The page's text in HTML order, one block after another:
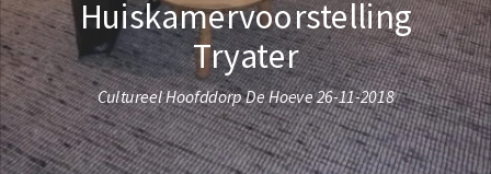
Huiskamervoorstelling
Tryater
Cultureel Hoofddorp De Hoeve 26-11-2018